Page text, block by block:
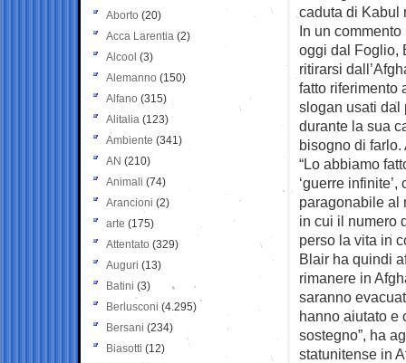
caduta di Kabul
In un
oggi dal Foglio,
ritirarsi
fatto riferimento
slogan usati dal
durante la sua
bisogno di farlo.
“Lo abbiamo
‘guerre
paragonabile al
in cui il numero
perso la vita in
Blair ha quindi
rimanere in
saranno
hanno aiutato e
sostegno”, ha
statunitense in
Aborto (20)
Acca Larentia (2)
Alcool (3)
Alemanno (150)
Alfano (315)
Alitalia (123)
Ambiente (341)
AN (210)
Animali (74)
Arancioni (2)
arte (175)
Attentato (329)
Auguri (13)
Batini (3)
Berlusconi (4.295)
Bersani (234)
Biasotti (12)